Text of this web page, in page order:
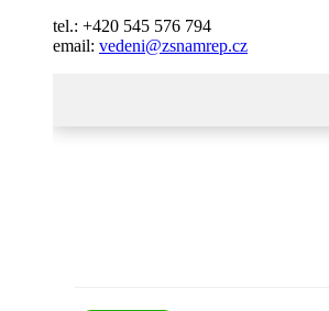
tel.: +420 545 576 794
email: vedeni@zsnamrep.cz